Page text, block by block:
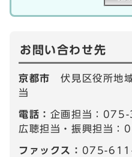
お問い合わせ先
京都市伏見区役所地
当
電話： 企画担当：
広聴担当・振興担当
ファックス： 075-